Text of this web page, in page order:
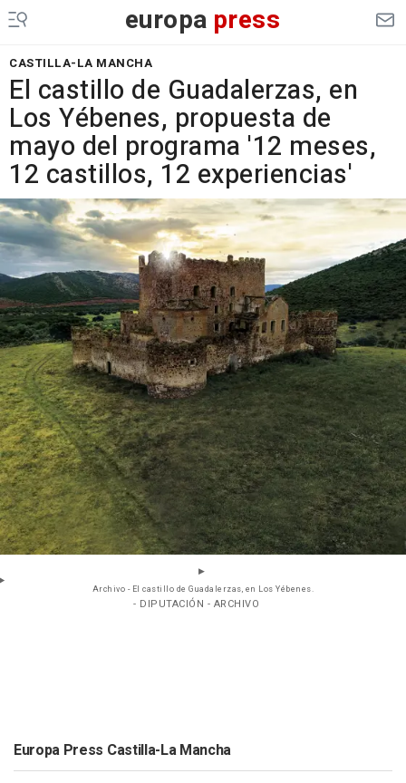
europa press
CASTILLA-LA MANCHA
El castillo de Guadalerzas, en
Los Yébenes, propuesta de
mayo del programa '12 meses,
12 castillos, 12 experiencias'
Archivo - El castillo de Guadalerzas, en Los Yébenes.
- DIPUTACIÓN - ARCHIVO
Europa Press Castilla-La Mancha